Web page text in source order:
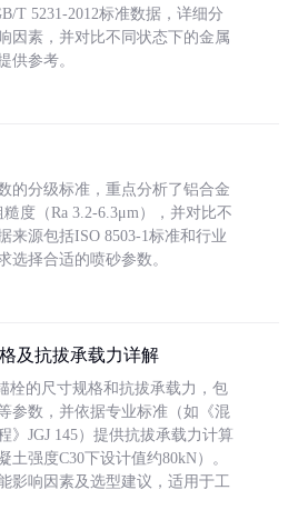
T 5231-2012标准数据，详细分
因素，并对比不同状态下的金属
供参考。
的分级标准，重点分析了铝合金
度（Ra 3.2-6.3μm），并对比不
来源包括ISO 8503-1标准和行业
选择合适的喷砂参数。
及抗拔承载力详解
栓的尺寸规格和抗拔承载力，包
参数，并依据专业标准（如《混
》JGJ 145）提供抗拔承载力计算
土强度C30下设计值约80kN）。
影响因素及选型建议，适用于工